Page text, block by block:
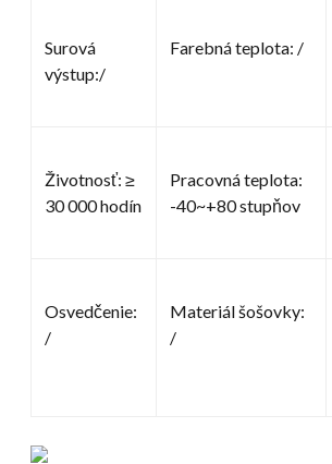
Surová
výstup:/
Farebná teplota: /
Životnosť: ≥
30 000 hodín
Pracovná teplota:
-40~+80 stupňov
Osvedčenie:
/
Materiál šošovky:
/